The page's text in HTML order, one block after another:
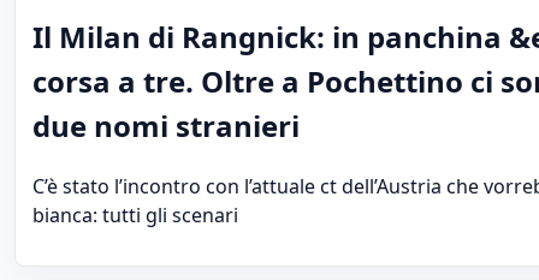
Il Milan di Rangnick: in panchina
corsa a tre. Oltre a Pochettino ci
due nomi stranieri
C’è stato l’incontro con l’attuale ct dell’Austria che
bianca: tutti gli scenari